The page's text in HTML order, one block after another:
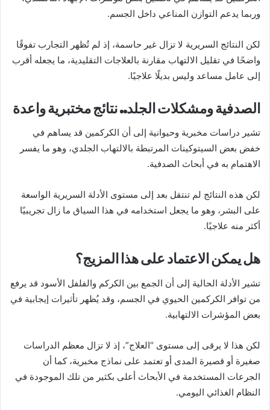
وربما يدعم التوازن المناعي داخل الجسم.
لكن النتائج السريرية لا تزال غير حاسمة، إذ لم تُظهر التجارب تفوقًا
واضحًا في تقليل الالتهاب مقارنة بالعلاجات التقليدية، ما يجعله أقرب
إلى عامل مساعد وليس بديلًا علاجيًا.
الصدفية ومشكلات الجلد.. نتائج مختبرية واعدة
تشير دراسات مخبرية وحيوانية إلى أن الكركمين قد يساهم في
خفض بعض السيتوكينات المرتبطة بالالتهاب الجلدي، وهو ما يفسر
الاهتمام به في أبحاث الصدفية.
لكن هذه النتائج لم تنتقل بعد إلى مستوى الأدلة السريرية الواسعة
على البشر، وهو ما يجعل استخدامه في هذا السياق ما زال تجريبيًا
أكثر منه علاجيًا.
هل يمكن الاعتماد على هذا المزيج؟
تشير الأدلة الحالية إلى أن الجمع بين الكركم والفلفل الأسود قد يرفع
من توافر الكركمين الحيوي في الجسم، وقد يُظهر تأثيرات إيجابية في
بعض المؤشرات الالتهابية.
لكن هذا لا يرقى إلى مستوى “العلاج”، إذ لا تزال معظم الدراسات
صغيرة أو قصيرة المدى أو تعتمد على نماذج مخبرية، كما أن
الجرعات المستخدمة في الأبحاث أعلى بكثير من تلك الموجودة في
النظام الغذائي اليومي.